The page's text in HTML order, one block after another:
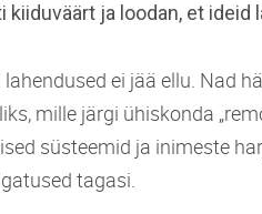
kiiduväärt ja loodan, et ideid
ei jää ellu. Nad
mille järgi ühiskonda
süsteemid ja inimeste
tagasi.